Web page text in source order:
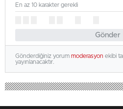
Gönder
En az 10 karakter gerekli
Gönderdiğiniz yorum moderasyon ekibi
yayınlanacaktır.